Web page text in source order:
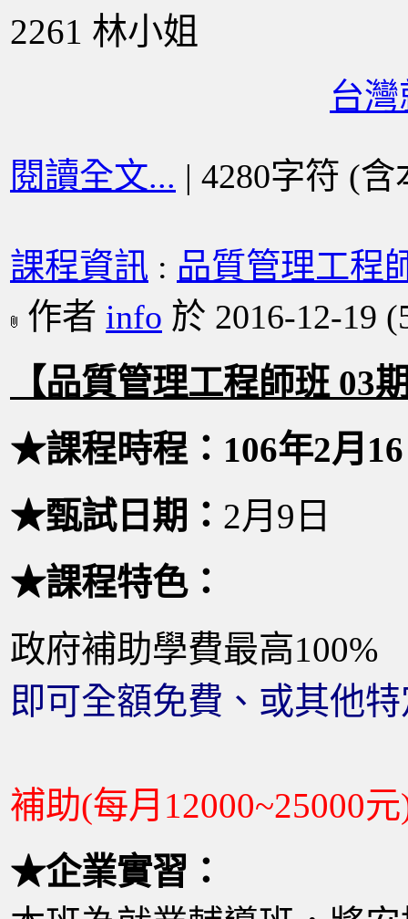
2261 林小姐
台
閱讀全文... | 4280字符 (含
課程資訊 : 品質管理工程
作者 info 於 2016-12-19 (
【品質管理工程師班 03
★課程時程：106年2月
★甄試日期： 2月9日
★課程特色：
政府補助學費最高
即可全額免費、或其他
補助(每月12000~25000
★企業實習：